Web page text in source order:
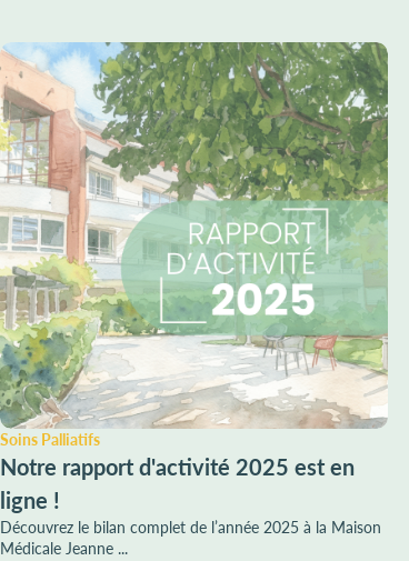
Soins Palliatifs
Notre rapport d'activité 2025 est en
ligne !
Découvrez le bilan complet de l’année 2025 à la Maison
Médicale Jeanne ...